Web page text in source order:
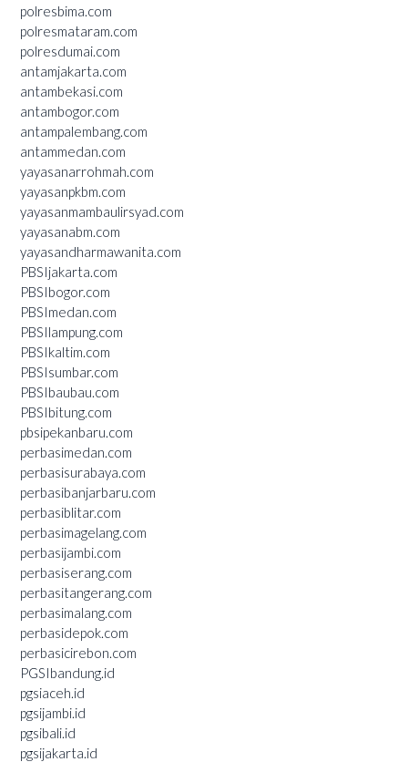
polresbima.com
polresmataram.com
polresdumai.com
antamjakarta.com
antambekasi.com
antambogor.com
antampalembang.com
antammedan.com
yayasanarrohmah.com
yayasanpkbm.com
yayasanmambaulirsyad.com
yayasanabm.com
yayasandharmawanita.com
PBSIjakarta.com
PBSIbogor.com
PBSImedan.com
PBSIlampung.com
PBSIkaltim.com
PBSIsumbar.com
PBSIbaubau.com
PBSIbitung.com
pbsipekanbaru.com
perbasimedan.com
perbasisurabaya.com
perbasibanjarbaru.com
perbasiblitar.com
perbasimagelang.com
perbasijambi.com
perbasiserang.com
perbasitangerang.com
perbasimalang.com
perbasidepok.com
perbasicirebon.com
PGSIbandung.id
pgsiaceh.id
pgsijambi.id
pgsibali.id
pgsijakarta.id